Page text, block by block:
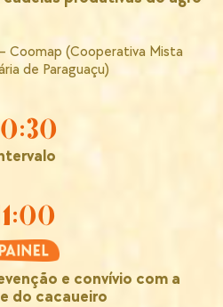
Coomap (Cooperativa Mista
de Paraguaçu)
e convívio com a
do cacaueiro